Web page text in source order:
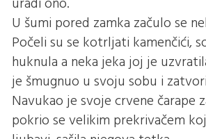
U šumi pored zamka začulo se
Počeli su se kotrljati kamenčići,
huknula a neka jeka joj je
je šmugnuo u svoju sobu i
Navukao je svoje crvene čarape
pokrio se velikim prekrivačem